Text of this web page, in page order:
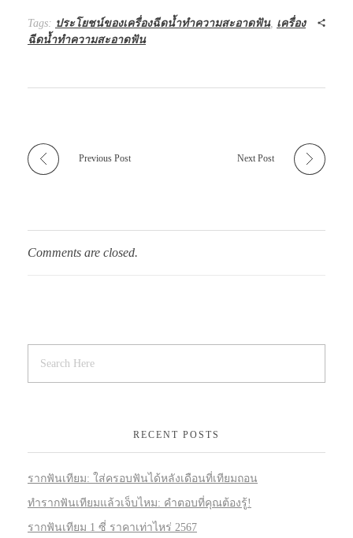
Tags: ประโยชน์ของเครื่องฉีดน้ำทำความสะอาดฟัน, เครื่อง
ฉีดน้ำทำความสะอาดฟัน
Previous Post Next Post
Comments are closed.
RECENT POSTS
รากฟันเทียม: ใส่ครอบฟันได้หลังเดือนที่เทียมถอน
ทำรากฟันเทียมแล้วเจ็บไหม: คำตอบที่คุณต้องรู้!
รากฟันเทียม 1 ซี่ ราคาเท่าไหร่ 2567